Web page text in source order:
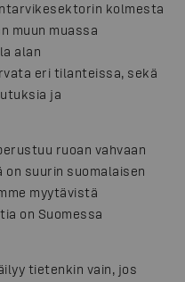
kolmesta
muun muassa
alan
eri tilanteissa, sekä
ja
ruoan vahvaan
suurin suomalaisen
myytävistä
on Suomessa
tietenkin vain, jos